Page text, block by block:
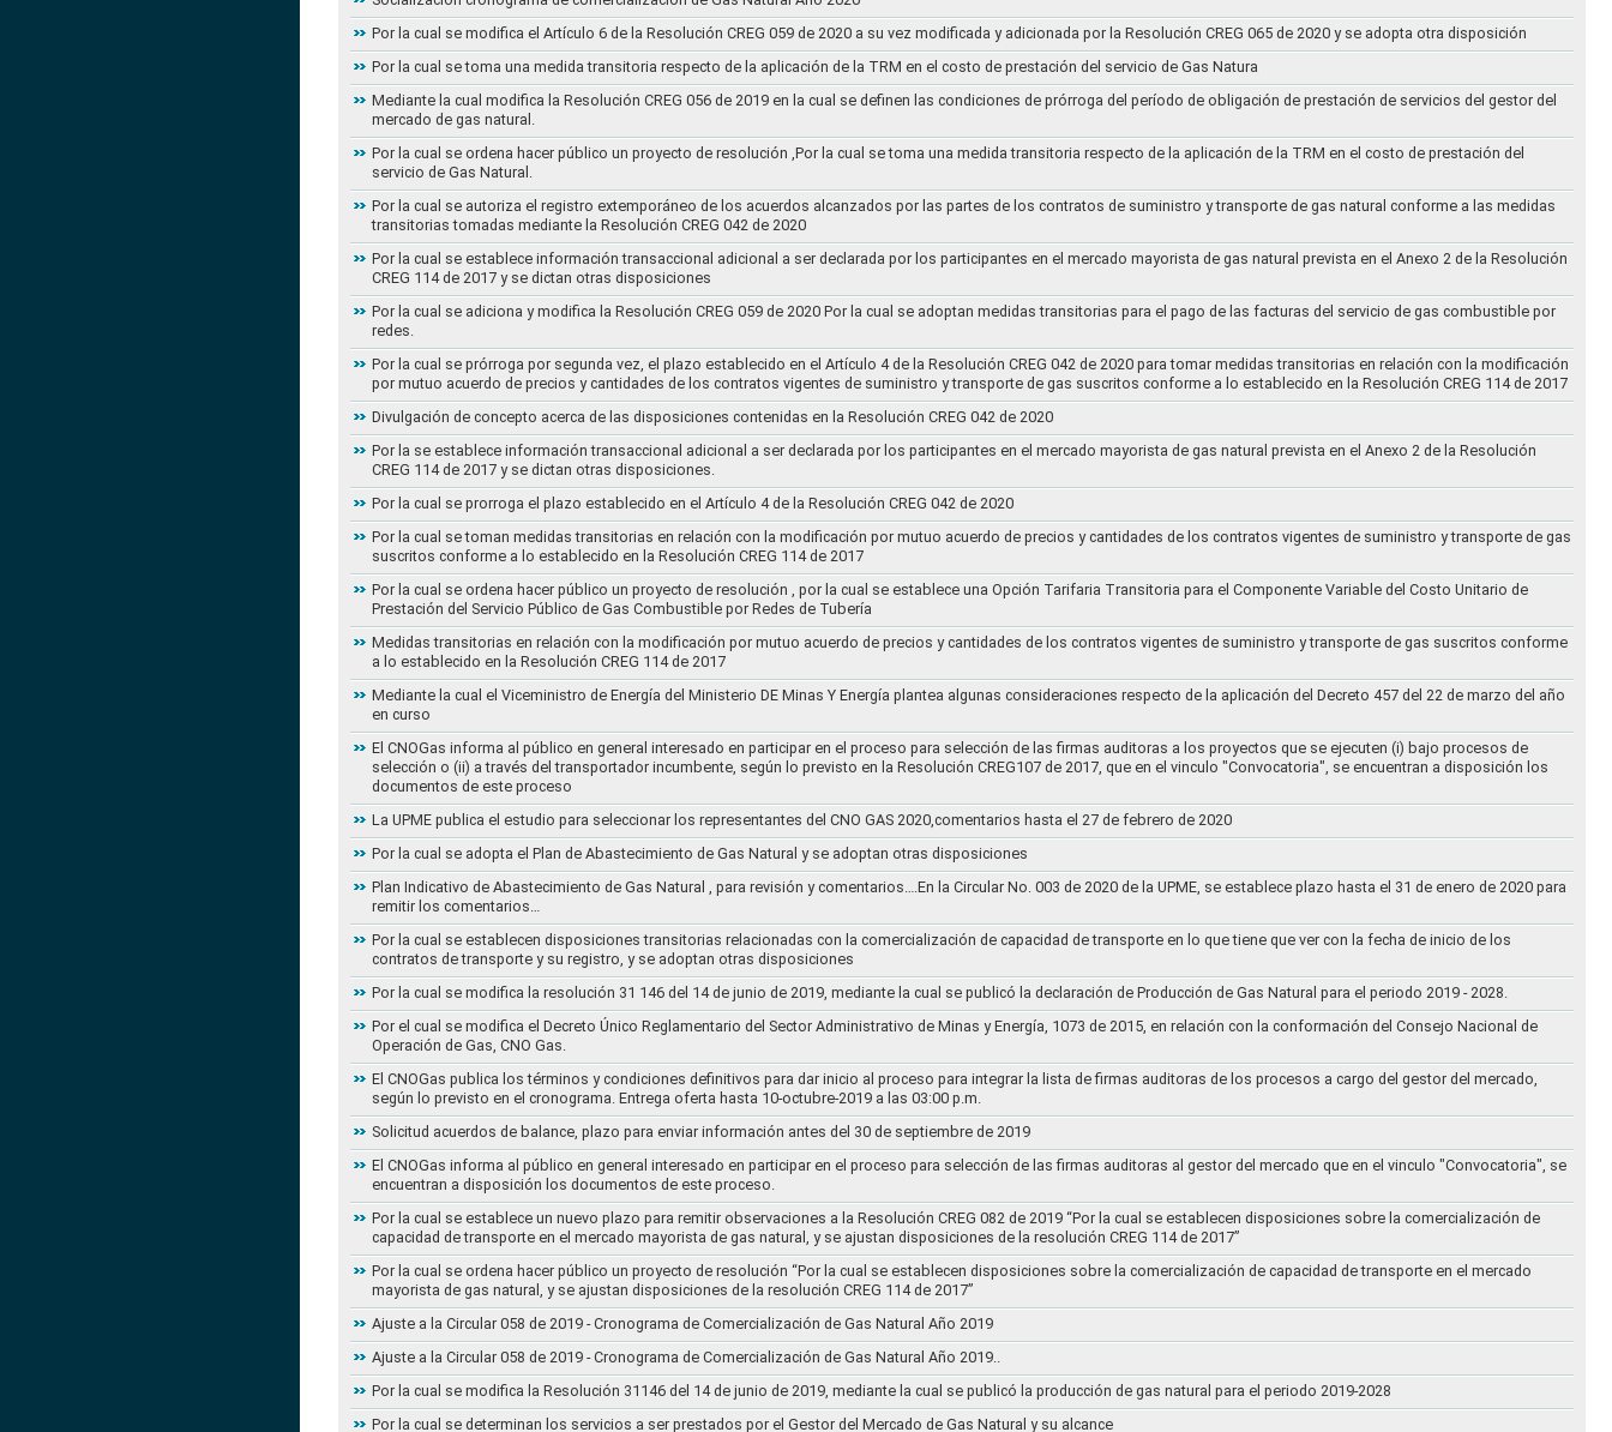
Por la cual se modifica el Artículo 6 de la Resolución CREG 059 de 2020 a su vez modificada y adicionada por la Resolución CREG 065 de 2020 y se adopta otra disposición
Por la cual se toma una medida transitoria respecto de la aplicación de la TRM en el costo de prestación del servicio de Gas Natura
Mediante la cual modifica la Resolución CREG 056 de 2019 en la cual se definen las condiciones de prórroga del período de obligación de prestación de servicios del gestor del
mercado de gas natural.
Por la cual se ordena hacer público un proyecto de resolución ,Por la cual se toma una medida transitoria respecto de la aplicación de la TRM en el costo de prestación del
servicio de Gas Natural.
Por la cual se autoriza el registro extemporáneo de los acuerdos alcanzados por las partes de los contratos de suministro y transporte de gas natural conforme a las medidas
transitorias tomadas mediante la Resolución CREG 042 de 2020
Por la cual se establece información transaccional adicional a ser declarada por los participantes en el mercado mayorista de gas natural prevista en el Anexo 2 de la Resolución
CREG 114 de 2017 y se dictan otras disposiciones
Por la cual se adiciona y modifica la Resolución CREG 059 de 2020 Por la cual se adoptan medidas transitorias para el pago de las facturas del servicio de gas combustible por
redes.
Por la cual se prórroga por segunda vez, el plazo establecido en el Artículo 4 de la Resolución CREG 042 de 2020 para tomar medidas transitorias en relación con la modificación
por mutuo acuerdo de precios y cantidades de los contratos vigentes de suministro y transporte de gas suscritos conforme a lo establecido en la Resolución CREG 114 de 2017
Divulgación de concepto acerca de las disposiciones contenidas en la Resolución CREG 042 de 2020
Por la se establece información transaccional adicional a ser declarada por los participantes en el mercado mayorista de gas natural prevista en el Anexo 2 de la Resolución
CREG 114 de 2017 y se dictan otras disposiciones.
Por la cual se prorroga el plazo establecido en el Artículo 4 de la Resolución CREG 042 de 2020
Por la cual se toman medidas transitorias en relación con la modificación por mutuo acuerdo de precios y cantidades de los contratos vigentes de suministro y transporte de gas
suscritos conforme a lo establecido en la Resolución CREG 114 de 2017
Por la cual se ordena hacer público un proyecto de resolución , por la cual se establece una Opción Tarifaria Transitoria para el Componente Variable del Costo Unitario de
Prestación del Servicio Público de Gas Combustible por Redes de Tubería
Medidas transitorias en relación con la modificación por mutuo acuerdo de precios y cantidades de los contratos vigentes de suministro y transporte de gas suscritos conforme
a lo establecido en la Resolución CREG 114 de 2017
Mediante la cual el Viceministro de Energía del Ministerio DE Minas Y Energía plantea algunas consideraciones respecto de la aplicación del Decreto 457 del 22 de marzo del año
en curso
El CNOGas informa al público en general interesado en participar en el proceso para selección de las firmas auditoras a los proyectos que se ejecuten (i) bajo procesos de
selección o (ii) a través del transportador incumbente, según lo previsto en la Resolución CREG107 de 2017, que en el vinculo "Convocatoria", se encuentran a disposición los
documentos de este proceso
La UPME publica el estudio para seleccionar los representantes del CNO GAS 2020,comentarios hasta el 27 de febrero de 2020
Por la cual se adopta el Plan de Abastecimiento de Gas Natural y se adoptan otras disposiciones
Plan Indicativo de Abastecimiento de Gas Natural , para revisión y comentarios….En la Circular No. 003 de 2020 de la UPME, se establece plazo hasta el 31 de enero de 2020 para
remitir los comentarios…
Por la cual se establecen disposiciones transitorias relacionadas con la comercialización de capacidad de transporte en lo que tiene que ver con la fecha de inicio de los
contratos de transporte y su registro, y se adoptan otras disposiciones
Por la cual se modifica la resolución 31 146 del 14 de junio de 2019, mediante la cual se publicó la declaración de Producción de Gas Natural para el periodo 2019 - 2028.
Por el cual se modifica el Decreto Único Reglamentario del Sector Administrativo de Minas y Energía, 1073 de 2015, en relación con la conformación del Consejo Nacional de
Operación de Gas, CNO Gas.
El CNOGas publica los términos y condiciones definitivos para dar inicio al proceso para integrar la lista de firmas auditoras de los procesos a cargo del gestor del mercado,
según lo previsto en el cronograma. Entrega oferta hasta 10-octubre-2019 a las 03:00 p.m.
Solicitud acuerdos de balance, plazo para enviar información antes del 30 de septiembre de 2019
El CNOGas informa al público en general interesado en participar en el proceso para selección de las firmas auditoras al gestor del mercado que en el vinculo "Convocatoria", se
encuentran a disposición los documentos de este proceso.
Por la cual se establece un nuevo plazo para remitir observaciones a la Resolución CREG 082 de 2019 “Por la cual se establecen disposiciones sobre la comercialización de
capacidad de transporte en el mercado mayorista de gas natural, y se ajustan disposiciones de la resolución CREG 114 de 2017”
Por la cual se ordena hacer público un proyecto de resolución “Por la cual se establecen disposiciones sobre la comercialización de capacidad de transporte en el mercado
mayorista de gas natural, y se ajustan disposiciones de la resolución CREG 114 de 2017”
Ajuste a la Circular 058 de 2019 - Cronograma de Comercialización de Gas Natural Año 2019
Ajuste a la Circular 058 de 2019 - Cronograma de Comercialización de Gas Natural Año 2019..
Por la cual se modifica la Resolución 31146 del 14 de junio de 2019, mediante la cual se publicó la producción de gas natural para el periodo 2019-2028
Por la cual se determinan los servicios a ser prestados por el Gestor del Mercado de Gas Natural y su alcance